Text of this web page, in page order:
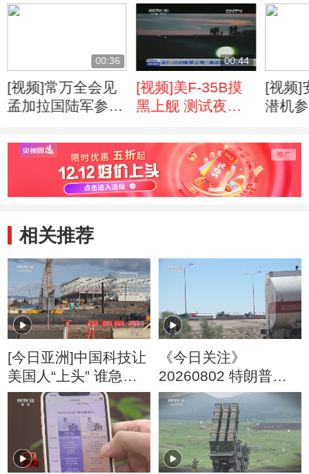
00:36
[视频]常万全会见
孟加拉国陆军参谋
00:44
[视频]美F-35B摸
黑上舰 测试夜间
[视频]
潜机
相关推荐
[今日亚洲]中国科技让
美国人“上头” 谁急
了？
《今日关注》
20260802 特朗普叫
停“最大规模”打击 伊
朗称摧毁美军F-35战
机